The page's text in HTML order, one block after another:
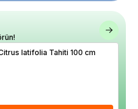
latifolia Tahiti 100 cm